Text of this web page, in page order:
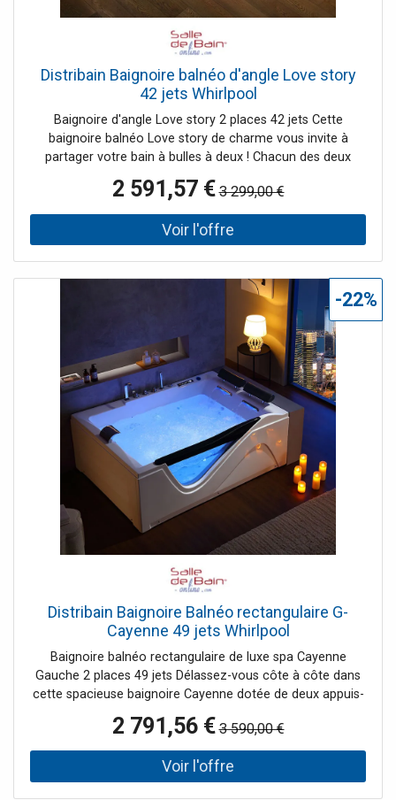
Distribain Baignoire balnéo d'angle Love story
42 jets Whirlpool
Baignoire d'angle Love story 2 places 42 jets Cette
baignoire balnéo Love story de charme vous invite à
partager votre bain à bulles à deux ! Chacun des deux
pour le dos, puis des buses latérales. Cette baignoire
dispose de 23 injecteurs d'air répartis sur tout le fond de
cuve dont 4 spots subaquatiques. Les nombreux jets
massants de la baignoire Love story sont entraînés par
facilement grâce au bouton régulateur de pression des
jets pour un bain personnalisé. La température idéale est
possible avec son robinet mitigeur et son réchauffeur
d'eau. Ce dernier maintiendra la température souhaitée. Le
panneau de commande tactile vous donnera accès au
réglage de la musique ou de l'ozonateur par exemples.
L'ozonateur vous facilitera la vie puisqu'il nettoiera la
baignoire balnéo Love story jusque dans les tuyaux.
Ensuite un simple nettoyage habituel de la cuve suffira à
son entretien. Le + de la baignoire d'angle Love story : Son
charme, son marchepied et ses porte-gobelets lumineux !
2 591,57 € 3 299,00 €
Distribain Baignoire Balnéo rectangulaire G-
Cayenne 49 jets Whirlpool
Baignoire balnéo rectangulaire de luxe spa Cayenne
Gauche 2 places 49 jets Délassez-vous côte à côte dans
cette spacieuse baignoire Cayenne dotée de deux appuis-
éclairées par LED, la sérénité à son paroxysme pour un
instant détente partagé au sein de votre salle de bain. Une
douce cascade chatouille vos pieds à température
constante grâce au réchauffeur d'eau qui équipe votre
2 791,56 € 3 590,00 €
-22%